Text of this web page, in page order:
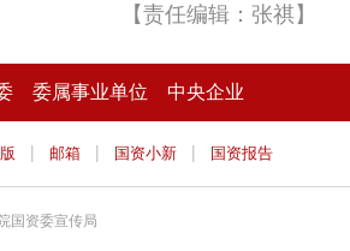
【责任编辑：张祺】
委属事业单位 中央企业
| 邮箱 | 国资小新 | 国资报告
国资委宣传局